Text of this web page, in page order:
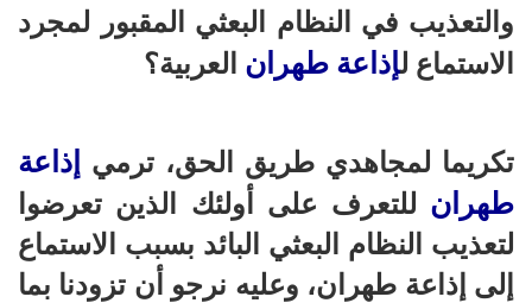
والتعذيب في النظام البعثي المقبور لمجرد
الاستماع لإذاعة طهران العربية؟
تكريما لمجاهدي طريق الحق، ترمي
إذاعة
طهران للتعرف على أولئك الذين تعرضوا
لتعذيب النظام البعثي البائد بسبب الاستماع
إلى إذاعة طهران، وعليه نرجو أن تزودنا بما